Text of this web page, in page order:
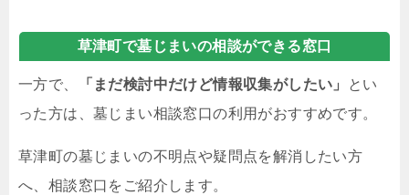
草津町で墓じまいの相談ができる窓口
一方で、 「まだ検討中だけど情報収集がしたい」
とい
った方は、墓じまい相談窓口の利用がおすすめです。
草津町の墓じまいの不明点や疑問点を解消したい方
へ、相談窓口をご紹介します。